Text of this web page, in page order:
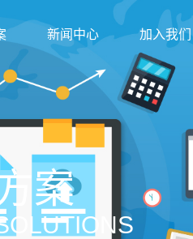
新闻中心 加入我们
案